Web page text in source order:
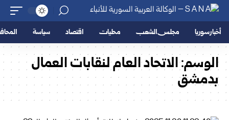
أخبار سوريا مجلس الشعب محليات اقتصاد سياسة
الوسم:الاتحاد العام لنقابات العمال
بدمشق